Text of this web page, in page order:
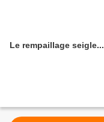
Le rempaillage seigle...